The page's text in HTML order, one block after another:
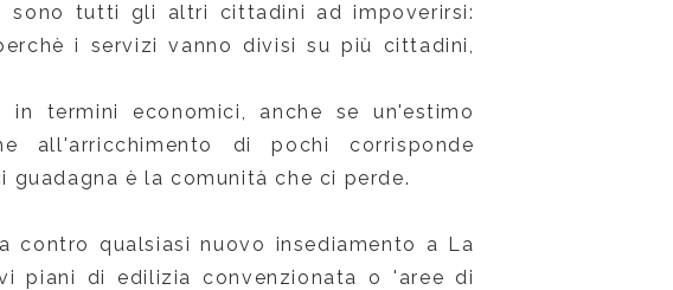
sono tutti gli altri cittadini ad impoverirsi:
i servizi vanno divisi su più cittadini,
termini economici, anche se un'estimo
all'arricchimento di pochi corrisponde
è la comunità che ci perde.
contro qualsiasi nuovo insediamento a La
piani di edilizia convenzionata o 'aree di